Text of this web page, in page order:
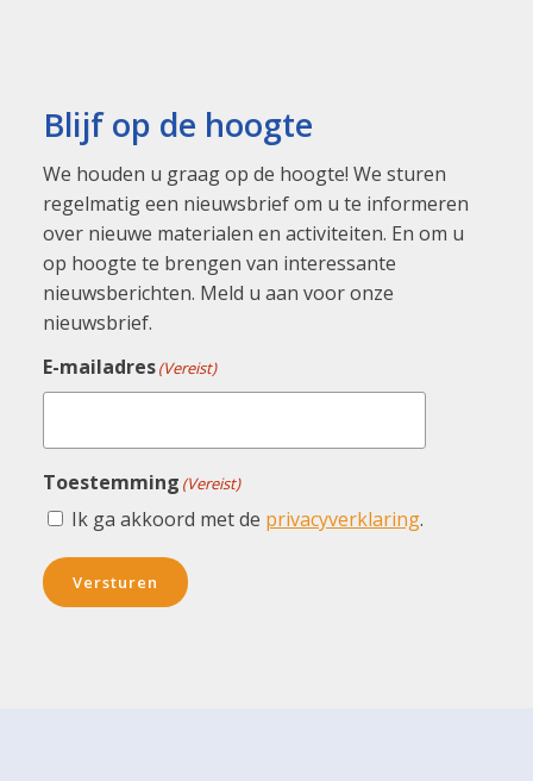
Blijf op de hoogte
We houden u graag op de hoogte! We sturen
regelmatig een nieuwsbrief om u te informeren
over nieuwe materialen en activiteiten. En om u
op hoogte te brengen van interessante
nieuwsberichten. Meld u aan voor onze
nieuwsbrief.
E-mailadres(Vereist)
Toestemming (Vereist)
Ik ga akkoord met de privacyverklaring.
Versturen